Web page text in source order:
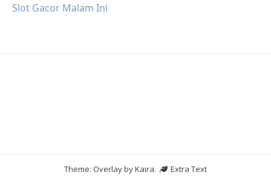
Slot Gacor Malam Ini
Theme: Overlay byKaira.
Extra Text